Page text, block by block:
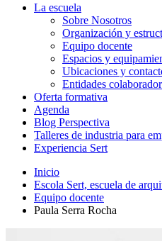
La escuela
Sobre Nosotros
Organización y
Equipo docente
Espacios y
Ubicaciones y
Entidades
Oferta formativa
Agenda
Blog Perspectiva
Talleres de industria para
Experiencia Sert
Inicio
Escola Sert, escuela de
Equipo docente
Paula Serra Rocha